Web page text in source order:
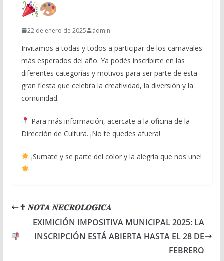
22 de enero de 2025 admin
Invitamos a todas y todos a participar de los carnavales
más esperados del año. Ya podés inscribirte en las
diferentes categorías y motivos para ser parte de esta
gran fiesta que celebra la creatividad, la diversión y la
comunidad.
Para más información, acercate a la oficina de la
Dirección de Cultura. ¡No te quedes afuera!
¡Sumate y se parte del color y la alegría que nos une!
✝ 𝑵𝑶𝑻𝑨 𝑵𝑬𝑪𝑹𝑶𝑳𝑶𝑮𝑰𝑪𝑨
EXIMICIÓN IMPOSITIVA MUNICIPAL 2025: LA
INSCRIPCIÓN ESTÁ ABIERTA HASTA EL 28 DE
FEBRERO